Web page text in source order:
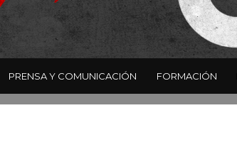
PRENSA Y COMUNICACIÓN FORMACIÓN